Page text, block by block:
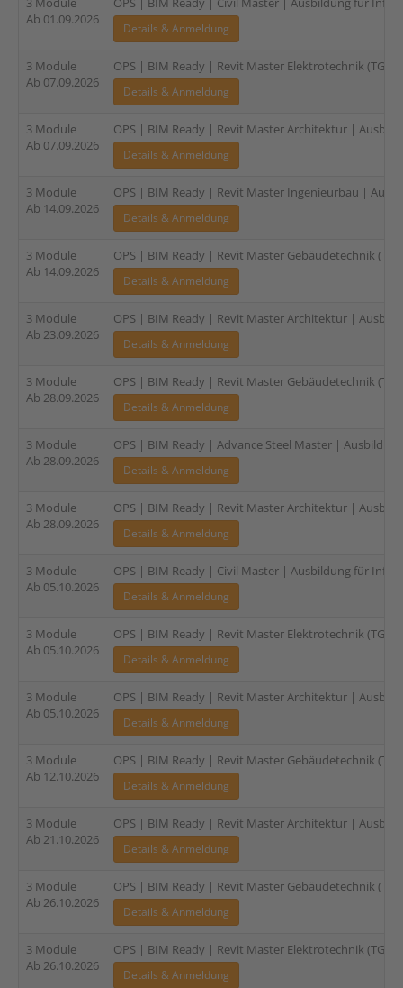
Ab 01.09.2026
Details & Anmeldung
3 Module
Ab 07.09.2026
OPS | BIM Ready | Revit Master Elektrotechnik
Details & Anmeldung
3 Module
Ab 07.09.2026
OPS | BIM Ready | Revit Master Architektur |
Details & Anmeldung
3 Module
Ab 14.09.2026
OPS | BIM Ready | Revit Master Ingenieurbau |
Details & Anmeldung
3 Module
Ab 14.09.2026
OPS | BIM Ready | Revit Master Gebäudetechnik
Details & Anmeldung
3 Module
Ab 23.09.2026
OPS | BIM Ready | Revit Master Architektur |
Details & Anmeldung
3 Module
Ab 28.09.2026
OPS | BIM Ready | Revit Master Gebäudetechnik
Details & Anmeldung
3 Module
Ab 28.09.2026
OPS | BIM Ready | Advance Steel Master |
Details & Anmeldung
3 Module
Ab 28.09.2026
OPS | BIM Ready | Revit Master Architektur |
Details & Anmeldung
3 Module
Ab 05.10.2026
OPS | BIM Ready | Civil Master | Ausbildung für
Details & Anmeldung
3 Module
Ab 05.10.2026
OPS | BIM Ready | Revit Master Elektrotechnik
Details & Anmeldung
3 Module
Ab 05.10.2026
OPS | BIM Ready | Revit Master Architektur |
Details & Anmeldung
3 Module
Ab 12.10.2026
OPS | BIM Ready | Revit Master Gebäudetechnik
Details & Anmeldung
3 Module
Ab 21.10.2026
OPS | BIM Ready | Revit Master Architektur |
Details & Anmeldung
3 Module
Ab 26.10.2026
OPS | BIM Ready | Revit Master Gebäudetechnik
Details & Anmeldung
3 Module
Ab 26.10.2026
OPS | BIM Ready | Revit Master Elektrotechnik
Details & Anmeldung